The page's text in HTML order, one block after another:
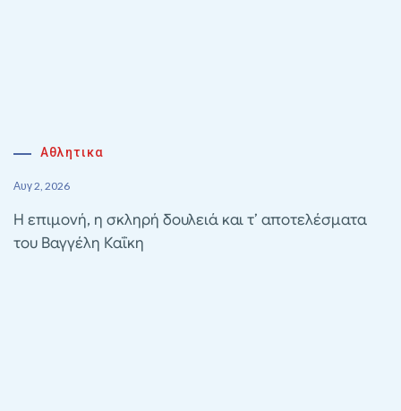
Αθλητικα
Αυγ 2, 2026
Η επιμονή, η σκληρή δουλειά και τ’ αποτελέσματα
του Βαγγέλη Καΐκη